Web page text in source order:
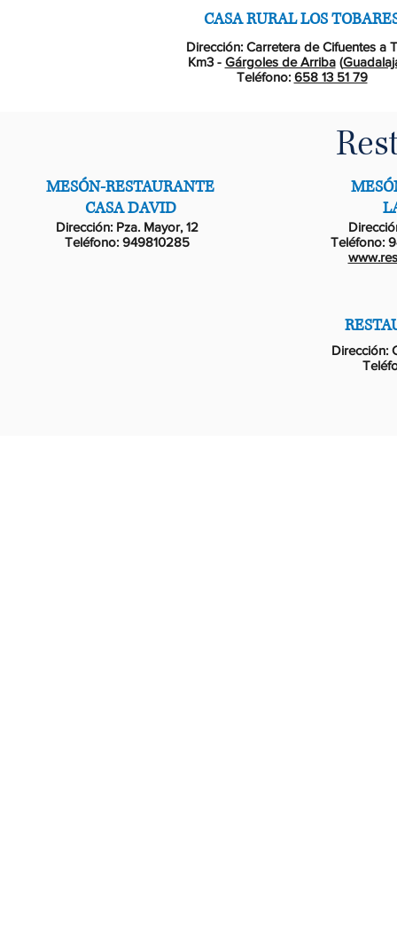
CASA RURAL LOS
Dirección: Carretera de Cifuentes a
Km3 - Gárgoles de Arriba(
Teléfono: 658 13 51 79
MESÓN-RESTAURANTE
CASA DAVID
Dirección: Pza. Mayor, 12
Teléfono: 949810285
Teléfono:
Dirección: